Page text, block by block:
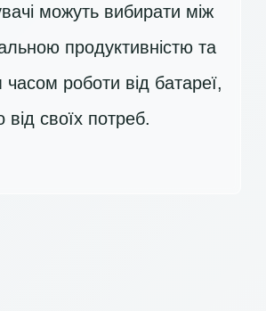
можуть вибирати між
продуктивністю та
роботи від батареї,
від своїх потреб.